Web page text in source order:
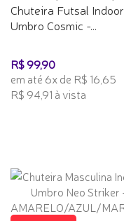
Chuteira Futsal Indoor
Umbro Cosmic -...
R$ 99,90
em até 6x de R$ 16,65
R$ 94,91 à vista